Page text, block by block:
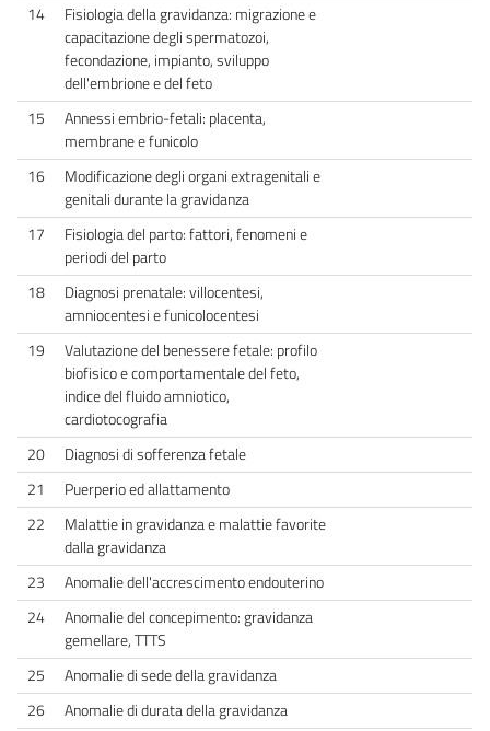
14
Fisiologia della gravidanza: migrazione e
capacitazione degli spermatozoi,
fecondazione, impianto, sviluppo
dell'embrione e del feto
15
Annessi embrio-fetali: placenta,
membrane e funicolo
16
Modificazione degli organi extragenitali e
genitali durante la gravidanza
17
Fisiologia del parto: fattori, fenomeni e
periodi del parto
18
Diagnosi prenatale: villocentesi,
amniocentesi e funicolocentesi
19
Valutazione del benessere fetale: profilo
biofisico e comportamentale del feto,
indice del fluido amniotico,
cardiotocografia
20
Diagnosi di sofferenza fetale
21
Puerperio ed allattamento
22
Malattie in gravidanza e malattie favorite
dalla gravidanza
23
Anomalie dell'accrescimento endouterino
24
Anomalie del concepimento: gravidanza
gemellare, TTTS
25
Anomalie di sede della gravidanza
26
Anomalie di durata della gravidanza